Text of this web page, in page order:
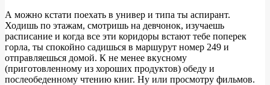
А можно кстати поехать в универ и типа ты аспирант.
Ходишь по этажам, смотришь на девчонок, изучаешь
расписание и когда все эти коридоры встают тебе поперек
горла, ты спокойно садишься в маршурут номер 249 и
отправляешься домой. К не менее вкусному
(приготовленному из хороших продуктов) обеду и
послеобеденному чтению книг. Ну или просмотру фильмов.